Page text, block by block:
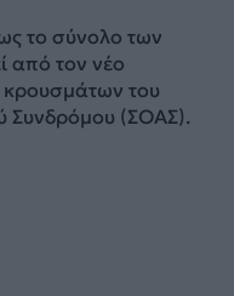
το σύνολο των
από τον νέο
του
Συνδρόμου (ΣΟΑΣ).